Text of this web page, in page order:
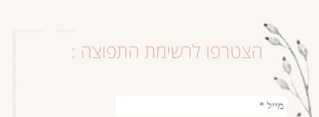
הצטרפו לרשימת התפוצה :